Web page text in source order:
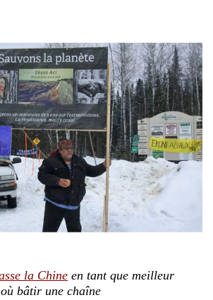
la Chine en tant que meilleur
bâtir une chaîne